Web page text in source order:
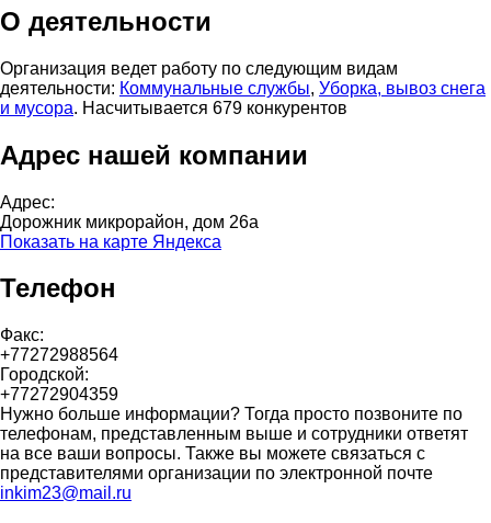
О деятельности
Организация ведет работу по следующим видам
деятельности: Коммунальные службы, Уборка, вывоз снега
и мусора. Насчитывается 679 конкурентов
Адрес нашей компании
Адрес:
Дорожник микрорайон, дом 26а
Показать на карте Яндекса
Телефон
Факс:
+77272988564
Городской:
+77272904359
Нужно больше информации? Тогда просто позвоните по
телефонам, представленным выше и сотрудники ответят
на все ваши вопросы. Также вы можете связаться с
представителями организации по электронной почте
inkim23@mail.ru